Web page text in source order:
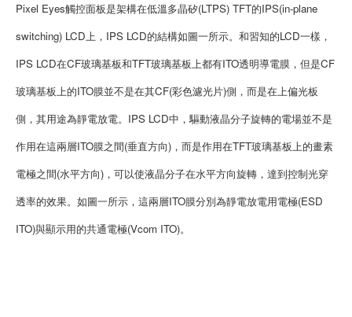
Pixel Eyes觸控面板是架構在低溫多晶矽(LTPS) TFT的IPS(in-plane
switching) LCD上，IPS LCD的結構如圖一所示。和習知的LCD一樣，
IPS LCD在CF玻璃基板和TFT玻璃基板上都有ITO透明導電膜，但是CF
玻璃基板上的ITO膜並不是在其CF(彩色濾光片)側，而是在上偏光板
側，其用途為靜電放電。IPS LCD中，驅動液晶分子旋轉的電場並不是
作用在這兩層ITO膜之間(垂直方向)，而是作用在TFT玻璃基板上的畫素
電極之間(水平方向)，可以使液晶分子在水平方向旋轉，達到控制光穿
透率的效果。如圖一所示，這兩層ITO膜分別為靜電放電用電極(ESD
ITO)與顯示用的共通電極(Vcom ITO)。